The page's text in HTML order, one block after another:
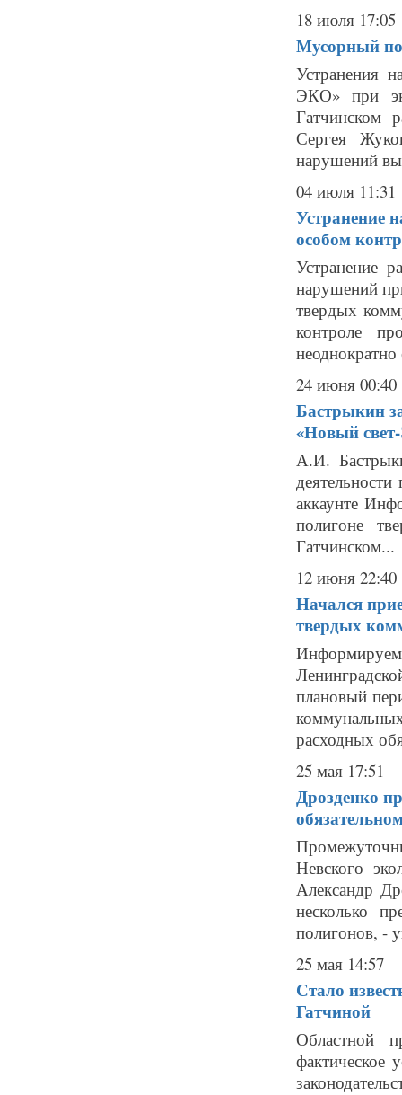
18 июля 17:05
Мусорный
Устранения
ЭКО» при
Гатчинском
Сергея
нарушений
04 июля 11:31
Устранение
особом
Устранение
нарушений
твердых
контроле
24 июня 00:40
Бастрыкин
«Новый
А.И.
аккаунте
полигоне
Гатчинском...
12 июня 22:40
Начался
твердых
плановый
расходных
25 мая 17:51
Дрозденко
Невского
Александр
несколько
полигонов, -
25 мая 14:57
Стало
Гатчиной
Областной
фактическое